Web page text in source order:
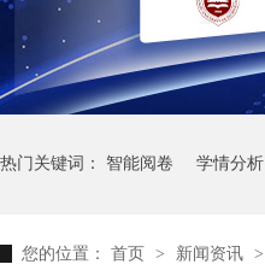
热门关键词： 智能阅卷 学情分析
您的位置： 首页 > 新闻资讯 >